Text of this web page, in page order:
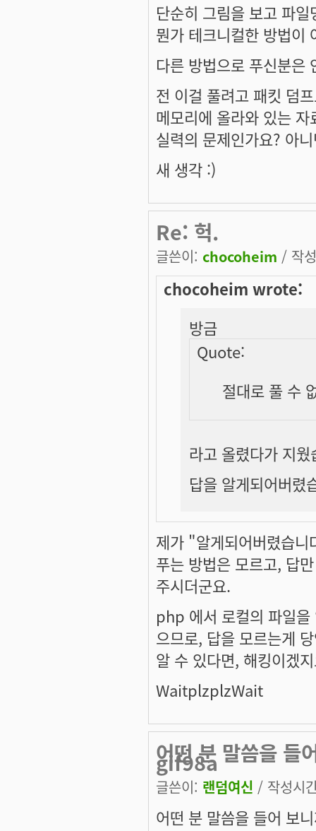
단순히 그림을 보고 파
뭔가 테크니컬한 방법이
다른 방법으로 푸신분은
전 이걸 풀려고 패킷 덤
메모리에 올라와 있는
실력의 문제인가요? 아
새 생각 :)
Re: 헉.
글쓴이: chocoheim / 작
chocoheim wrote:
방금
Quote:
절대로 풀 수
라고 올렸다가 지웠
답을 알게되어버렸
제가 "알게되어버렸습
푸는 방법은 모르고, 답
주시더군요.
php 에서 로컬의 파일
으므로, 답을 모르는게
알 수 있다면, 해킹이겠
WaitplzplzWait
어떤 분 말씀을 들
gif98a
글쓴이: 랜덤여신 / 작성시
어떤 분 말씀을 들어 보